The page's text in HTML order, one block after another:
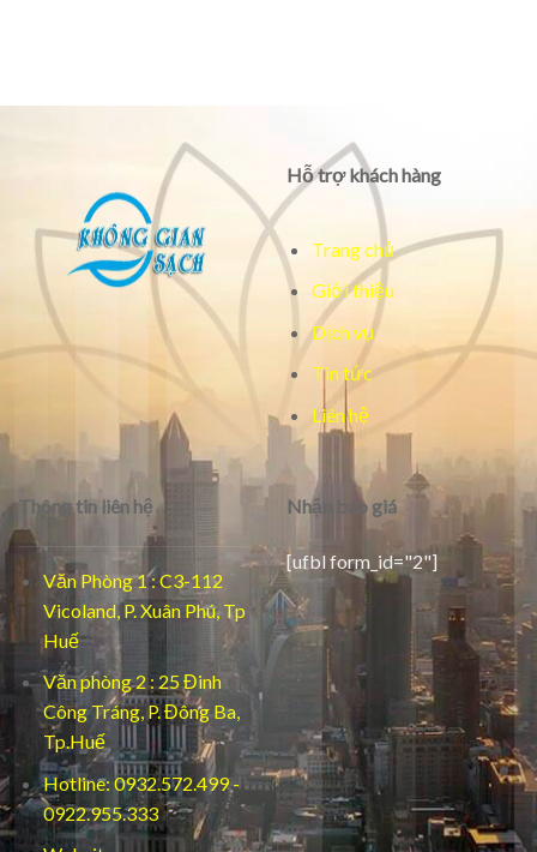
Hỗ trợ khách hàng
Trang chủ
Giới thiệu
Dịch vụ
Tin tức
Liên hệ
Thông tin liên hệ
Văn Phòng 1 : C3-112
Vicoland, P. Xuân Phú, Tp
Huế
Văn phòng 2 : 25 Đinh
Công Tráng, P. Đông Ba,
Tp.Huế
Hotline: 0932.572.499 -
0922.955.333
Nhận báo giá
[ufbl form_id="2"]